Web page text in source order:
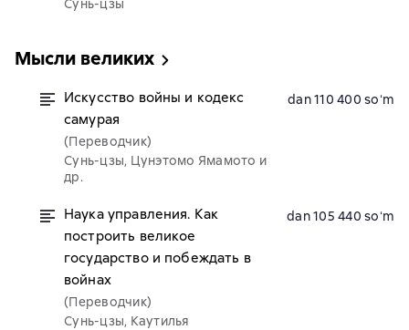
Сунь-цзы
Мысли великих
Искусство войны и кодекс
самурая
(Переводчик)
Сунь-цзы, Цунэтомо Ямамото и
др.
dan 110 400 soʻm
Наука управления. Как
построить великое
государство и побеждать в
войнах
(Переводчик)
Сунь-цзы, Каутилья
dan 105 440 soʻm